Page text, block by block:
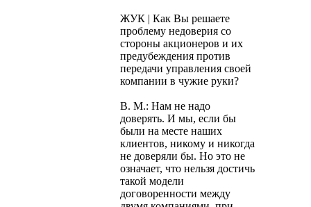
ЖУК | Как Вы решаете
проблему недоверия со
стороны акционеров и их
предубеждения против
передачи управления своей
компании в чужие руки?
В. М.: Нам не надо
доверять. И мы, если бы
были на месте наших
клиентов, никому и никогда
не доверяли бы. Но это не
означает, что нельзя достичь
такой модели
договоренности между